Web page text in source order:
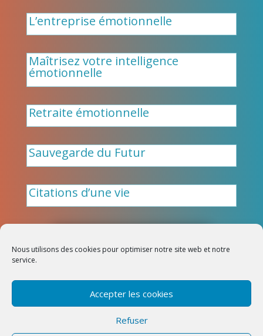
Nous utilisons des cookies pour optimiser notre site web et notre
service.
Accepter les cookies
Refuser
L’entreprise émotionnelle
Maîtrisez votre intelligence
émotionnelle
Retraite émotionnelle
Sauvegarde du Futur
Citations d’une vie
Conditions Générales de Vente
confidentialité|Mentions